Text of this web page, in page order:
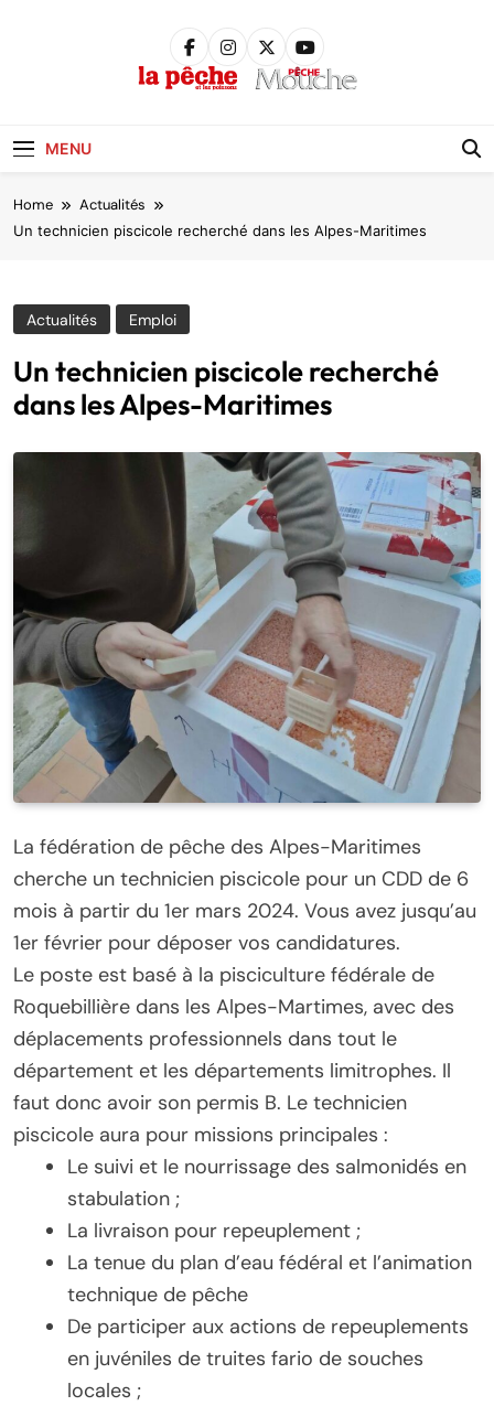
MENU
Home Actualités
Un technicien piscicole recherché dans les Alpes-Maritimes
Actualités Emploi
Un technicien piscicole recherché
dans les Alpes-Maritimes
La fédération de pêche des Alpes-Maritimes
cherche un technicien piscicole pour un CDD de 6
mois à partir du 1er mars 2024. Vous avez jusqu’au
1er février pour déposer vos candidatures.
Le poste est basé à la pisciculture fédérale de
Roquebillière dans les Alpes-Martimes, avec des
déplacements professionnels dans tout le
département et les départements limitrophes. Il
faut donc avoir son permis B. Le technicien
piscicole aura pour missions principales :
Le suivi et le nourrissage des salmonidés en
stabulation ;
La livraison pour repeuplement ;
La tenue du plan d’eau fédéral et l’animation
technique de pêche
De participer aux actions de repeuplements
en juvéniles de truites fario de souches
locales ;